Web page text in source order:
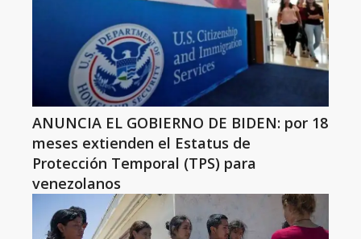
ANUNCIA EL GOBIERNO DE BIDEN: por 18
meses extienden el Estatus de
Protección Temporal (TPS) para
venezolanos